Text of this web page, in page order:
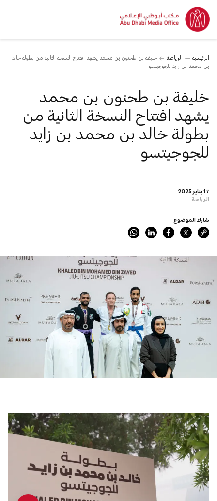
الرئيسية الرياضة
خليفة بن طحنون بن محمد يشهد افتتاح النسخة الثانية من بطولة خالد
بن محمد بن زايد للجوجيتسو
17 يناير 2025
الرياضة
خليفة بن طحنون بن محمد
يشهد افتتاح النسخة الثانية من
بطولة خالد بن محمد بن زايد
للجوجيتسو
شارك الموضوع